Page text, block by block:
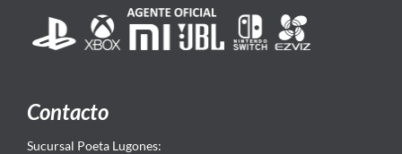
Contacto
Sucursal Poeta Lugones: